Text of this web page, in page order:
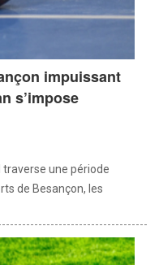
impuissant
s’impose
traverse une période
de Besançon, les